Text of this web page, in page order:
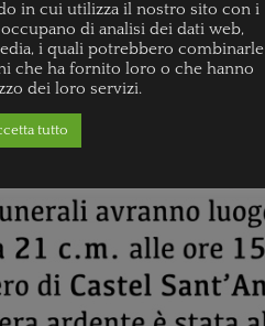
in cui utilizza il nostro sito con i
di analisi dei dati web,
i quali potrebbero combinarle
che ha fornito loro o che hanno
dei loro servizi.
tutto